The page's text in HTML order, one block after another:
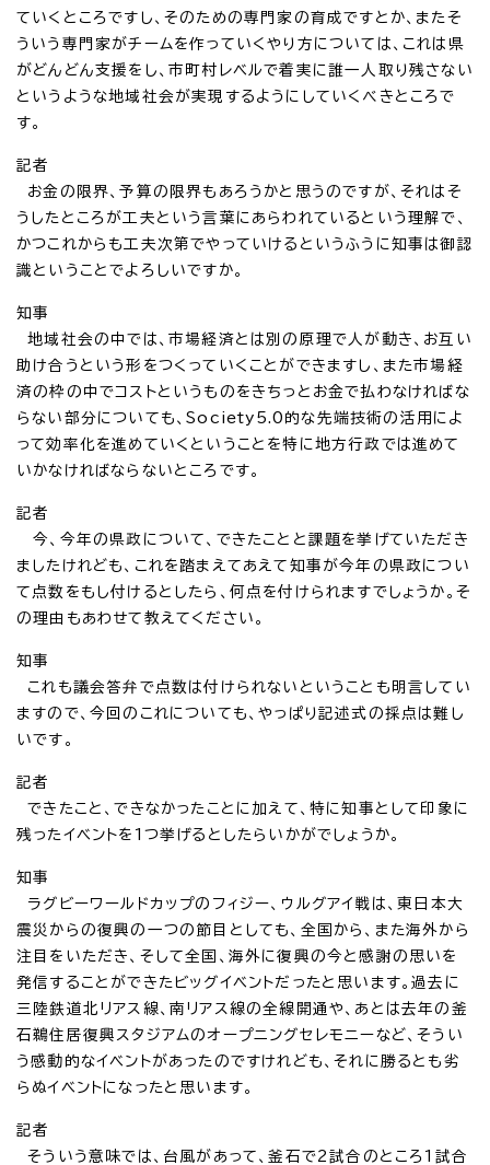
ていくところですし、そのための専門家の育成ですとか、またそ
ういう専門家がチームを作っていくやり方については、これは県
がどんどん支援をし、市町村レベルで着実に誰一人取り残さない
というような地域社会が実現するようにしていくべきところで
す。
記者
お金の限界、予算の限界もあろうかと思うのですが、それはそ
うしたところが工夫という言葉にあらわれているという理解で、
かつこれからも工夫次第でやっていけるというふうに知事は御認
識ということでよろしいですか。
知事
地域社会の中では、市場経済とは別の原理で人が動き、お互い
助け合うという形をつくっていくことができますし、また市場経
済の枠の中でコストというものをきちっとお金で払わなければな
らない部分についても、Society5.0的な先端技術の活用によ
って効率化を進めていくということを特に地方行政では進めて
いかなければならないところです。
記者
今、今年の県政について、できたことと課題を挙げていただき
ましたけれども、これを踏まえてあえて知事が今年の県政につい
て点数をもし付けるとしたら、何点を付けられますでしょうか。そ
の理由もあわせて教えてください。
知事
これも議会答弁で点数は付けられないということも明言してい
ますので、今回のこれについても、やっぱり記述式の採点は難し
いです。
記者
できたこと、できなかったことに加えて、特に知事として印象に
残ったイベントを1つ挙げるとしたらいかがでしょうか。
知事
ラグビーワールドカップのフィジー、ウルグアイ戦は、東日本大
震災からの復興の一つの節目としても、全国から、また海外から
注目をいただき、そして全国、海外に復興の今と感謝の思いを
発信することができたビッグイベントだったと思います。過去に
三陸鉄道北リアス線、南リアス線の全線開通や、あとは去年の釜
石鵜住居復興スタジアムのオープニングセレモニーなど、そうい
う感動的なイベントがあったのですけれども、それに勝るとも劣
らぬイベントになったと思います。
記者
そういう意味では、台風があって、釜石で2試合のところ1試合